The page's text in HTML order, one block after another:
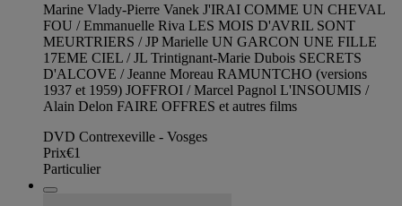
Marine Vlady-Pierre Vanek J'IRAI COMME UN CHEVAL
FOU / Emmanuelle Riva LES MOIS D'AVRIL SONT
MEURTRIERS / JP Marielle UN GARCON UNE FILLE
17EME CIEL / JL Trintignant-Marie Dubois SECRETS
D'ALCOVE / Jeanne Moreau RAMUNTCHO (versions
1937 et 1959) JOFFROI / Marcel Pagnol L'INSOUMIS /
Alain Delon FAIRE OFFRES et autres films
DVD Contrexeville - Vosges
Prix€1
Particulier